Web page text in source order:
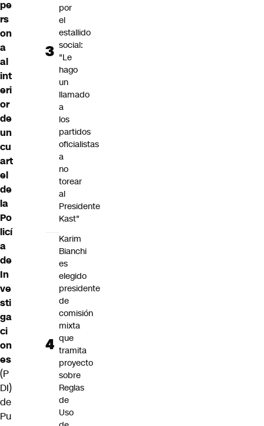
pe
rs
on
a
al
int
eri
or
de
un
cu
art
el
de
la
Po
licí
a
de
In
ve
sti
ga
ci
on
es
(P
DI)
de
Pu
por
el
estallido
social:
"Le
hago
un
llamado
a
los
partidos
oficialistas
a
no
torear
al
Presidente
Kast"
Karim
Bianchi
es
elegido
presidente
de
comisión
mixta
que
tramita
proyecto
sobre
Reglas
de
Uso